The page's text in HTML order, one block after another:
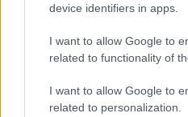
device identifiers in apps.
I want to allow Google to
related to functionality of
I want to allow Google to
related to personalization.